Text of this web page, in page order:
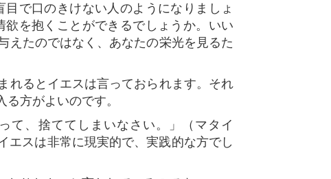
で口のきけない人のようになりましょ
を抱くことができるでしょうか。いい
えたのではなく、あなたの栄光を見るた
れるとイエスは言っておられます。それ
方がよいのです。
て、捨ててしまいなさい。」（マタイ
エスは非常に現実的で、実践的な方でし